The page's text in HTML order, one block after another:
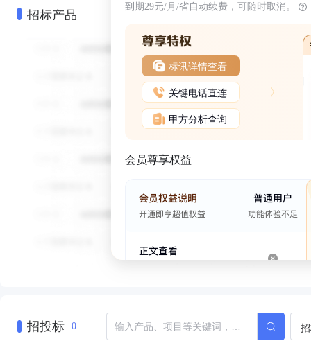
招标产品 到期29元/月/省自动续费，可随时取消。
标讯详情查看
关键电话直连
甲方分析查询
会员尊享权益
招投标 0